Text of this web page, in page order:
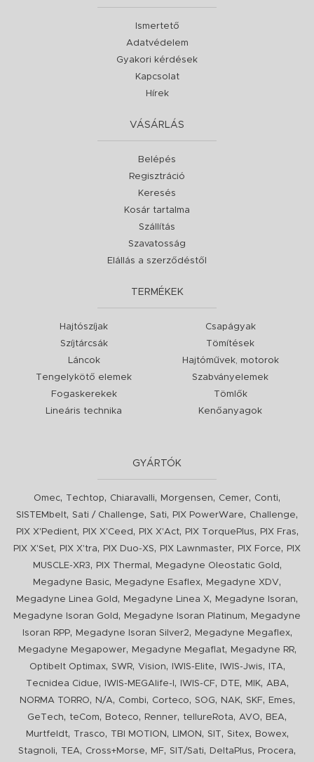
Ismertető
Adatvédelem
Gyakori kérdések
Kapcsolat
Hírek
VÁSÁRLÁS
Belépés
Regisztráció
Keresés
Kosár tartalma
Szállítás
Szavatosság
Elállás a szerződéstől
TERMÉKEK
Hajtószíjak
Szíjtárcsák
Láncok
Tengelykötő elemek
Fogaskerekek
Lineáris technika
Csapágyak
Tömítések
Hajtóművek, motorok
Szabványelemek
Tömlők
Kenőanyagok
GYÁRTÓK
Omec, Techtop, Chiaravalli, Morgensen, Cemer, Conti,
SISTEMbelt, Sati / Challenge, Sati, PIX PowerWare, Challenge,
PIX X'Pedient, PIX X'Ceed , PIX X'Act, PIX TorquePlus, PIX Fras,
PIX X'Set, PIX X'tra, PIX Duo-XS, PIX Lawnmaster, PIX Force,
PIX
MUSCLE-XR3, PIX Thermal , Megadyne Oleostatic Gold ,
Megadyne Basic, Megadyne Esaflex, Megadyne XDV,
Megadyne Linea Gold , Megadyne Linea X, Megadyne Isoran,
Megadyne Isoran Gold , Megadyne Isoran Platinum,
Megadyne
Isoran RPP, Megadyne Isoran Silver2, Megadyne Megaflex,
Megadyne Megapower, Megadyne Megaflat, Megadyne RR,
Optibelt Optimax, SWR, Vision, IWIS-Elite, IWIS-Jwis, ITA,
Tecnidea Cidue, IWIS-MEGAlife-I , IWIS-CF, DTE, MIK, ABA,
NORMA TORRO, N/A, Combi, Corteco, SOG, NAK, SKF, Emes,
GeTech, teCom, Boteco, Renner, tellureRota, AVO, BEA,
Murtfeldt, Trasco, TBI MOTION , LIMON , SIT, Sitex, Bowex,
Stagnoli, TEA, Cross+Morse, MF, SIT/Sati, DeltaPlus, Procera,